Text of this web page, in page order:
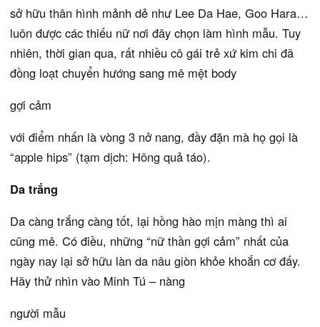
sở hữu thân hình mảnh dẻ như Lee Da Hae, Goo Hara…
luôn được các thiếu nữ nơi đây chọn làm hình mẫu. Tuy
nhiên, thời gian qua, rất nhiều cô gái trẻ xứ kim chi đã
đồng loạt chuyển hướng sang mê mệt body
gợi cảm
với điểm nhấn là vòng 3 nở nang, đầy đặn mà họ gọi là
“apple hips” (tạm dịch: Hông quả táo).
Da trắng
Da càng trắng càng tốt, lại hồng hào mịn màng thì ai
cũng mê. Có điều, những “nữ thần gợi cảm” nhất của
ngày nay lại sở hữu làn da nâu giòn khỏe khoắn cơ đấy.
Hãy thử nhìn vào Minh Tú – nàng
người mẫu